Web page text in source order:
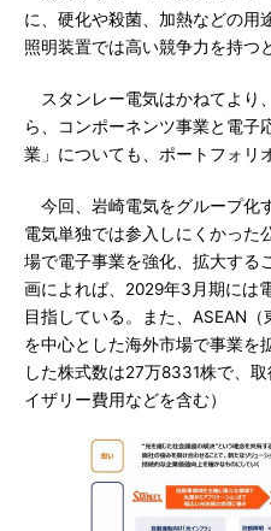
に、硬化や殺菌、加熱などの用
照明装置では高い競争力を持つ
スタンレー電気はかねてより
ら、コンポーネンツ事業と電子
業」についても、ポートフォリ
今回、岩崎電気をグループ化
電気単独では参入しにくかった
場で電子事業を強化、拡大する
画によれば、2029年3月期には
目指している。また、ASEAN
を中心とした海外市場で事業を
した株式数は27万8331株で、
イザリー費用などを含む）